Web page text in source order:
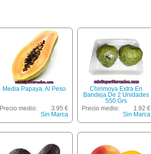
Media Papaya, Al Peso
Precio medio:
3.95 €
Sin Marca
Chirimoya Extra En
Bandeja De 2 Unidades
550 Grs
Precio medio:
1.92 €
Sin Marca